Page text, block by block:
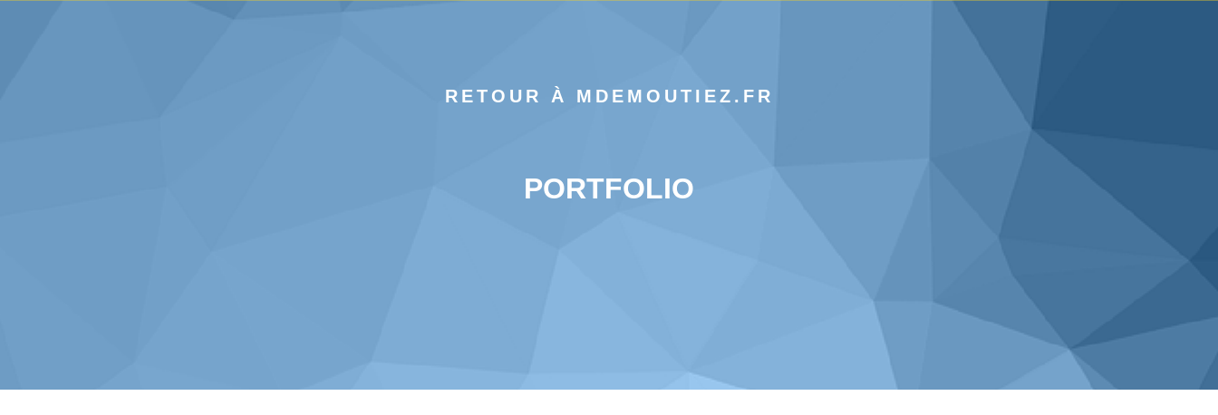
RETOUR À MDEMOUTIEZ.FR
PORTFOLIO